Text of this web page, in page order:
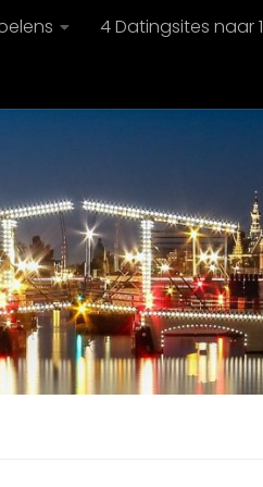
4 Datingsites naar 1